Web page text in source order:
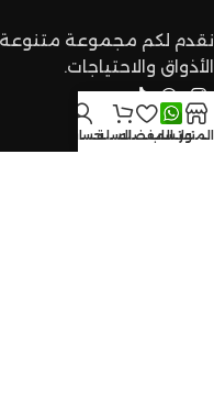
نقدم لكم مجموعة متنوعة
الأذواق والاحتياجات.
المتجرواتساب
المفضلهالسلةحسابي